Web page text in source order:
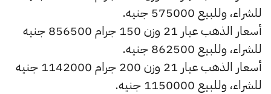
للشراء، وللبيع 575000 جنيه.
أسعار الذهب عيار 21 وزن 150 جرام 856500 جنيه
للشراء، وللبيع 862500 جنيه.
أسعار الذهب عيار 21 وزن 200 جرام 1142000 جنيه
للشراء، وللبيع 1150000 جنيه.